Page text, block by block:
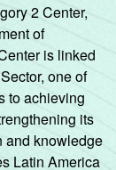
2 Center,
of
is linked
one of
to achieving
its
and knowledge
Latin America